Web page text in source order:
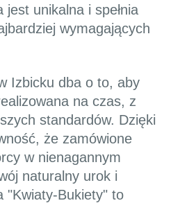
jest unikalna i spełnia
wymagających
Izbicku dba o to, aby
na czas, z
standardów. Dzięki
że zamówione
w nienagannym
naturalny urok i
"Kwiaty-Bukiety" to